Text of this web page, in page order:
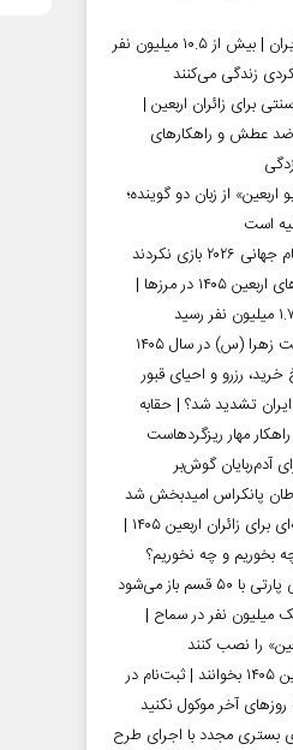
آمار معلولیت در ایران | بیش از ۱۰.۵ میلیون نفر
زندگی می‌کنند
برای زائران اربعین |
ضد عطش و راهکارهای
اربعین» از زبان دو گوینده؛
است
بازی نکردند
آغاز رسمی برنامه‌های اربعین ۱۴۰۵ در مرز‌ها |
قیمت قبر در بهشت زهرا (س) در سال ۱۴۰۵
رزرو و احیای قبور
ایران تشدید شد؟ | حقابه
مهار ریزگردهاست
آدم‌ربایان گوش‌بر
پانکراس امیدبخش شد
توصیه‌های تغذیه‌ای برای زائران اربعین ۱۴۰۵ |
بخوریم و چه نخوریم؟
باز می‌شود
میلیون نفر در سماح |
را نصب کنند
متقاضیان ارز اربعین ۱۴۰۵ بخوانند | ثبت‌نام در
روز‌های آخر موکول نکنید
درصدی بستری مجدد با اجرای طرح